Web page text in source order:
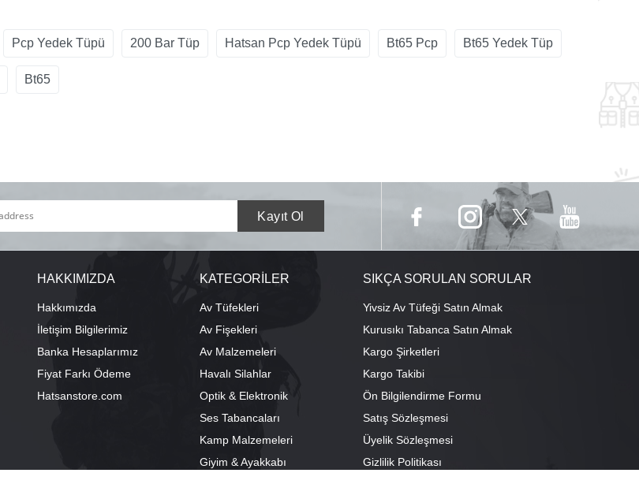
Pcp Yedek Tüpü 200 Bar Tüp Hatsan Pcp Yedek Tüpü Bt65 Pcp Bt65 Yedek Tüp
Bt65
HAKKIMIZDA
Hakkımızda
İletişim Bilgilerimiz
Banka Hesaplarımız
Fiyat Farkı Ödeme
Hatsanstore.com
KATEGORİLER
Av Tüfekleri
Av Fişekleri
Av Malzemeleri
Havalı Silahlar
Optik & Elektronik
Ses Tabancaları
Kamp Malzemeleri
Giyim & Ayakkabı
SIKÇA SORULAN SORULAR
Yivsiz Av Tüfeği Satın Almak
Kurusıkı Tabanca Satın Almak
Kargo Şirketleri
Kargo Takibi
Ön Bilgilendirme Formu
Satış Sözleşmesi
Üyelik Sözleşmesi
Gizlilik Politikası